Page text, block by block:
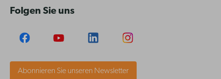
Folgen Sie uns
Abonnieren Sie unseren Newsletter